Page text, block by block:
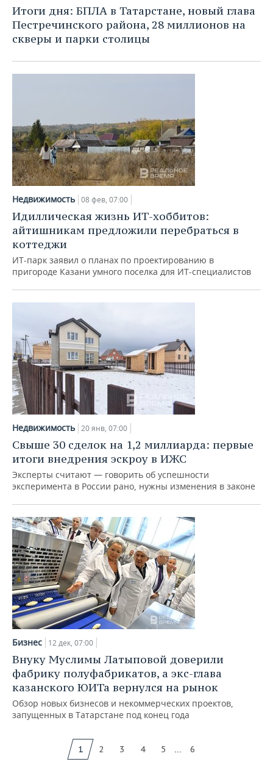
Итоги дня: БПЛА в Татарстане, новый глава
Пестречинского района, 28 миллионов на
скверы и парки столицы
Недвижимость 08 фев, 07:00
Идиллическая жизнь ИТ-хоббитов:
айтишникам предложили перебраться в
коттеджи
ИТ-парк заявил о планах по проектированию в
пригороде Казани умного поселка для ИТ-специалистов
Недвижимость 20 янв, 07:00
Свыше 30 сделок на 1,2 миллиарда: первые
итоги внедрения эскроу в ИЖС
Эксперты считают — говорить об успешности
эксперимента в России рано, нужны изменения в законе
Бизнес 12 дек, 07:00
Внуку Муслимы Латыповой доверили
фабрику полуфабрикатов, а экс-глава
казанского ЮИТа вернулся на рынок
Обзор новых бизнесов и некоммерческих проектов,
запущенных в Татарстане под конец года
1 2 3 4 5 ... 6